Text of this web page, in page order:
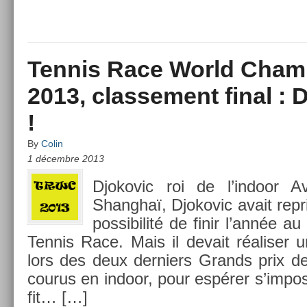
Tennis Race World
2013, classement final :
!
By Colin
1 décembre 2013
Djokovic roi de l’in­door
Shanghaï, Djokovic avait
pos­sibilité de finir l’année
Ten­nis Race. Mais il de­vait réalis­er
lors des deux de­rni­ers Grands prix
co­urus en in­door, pour espérer
fit… […]